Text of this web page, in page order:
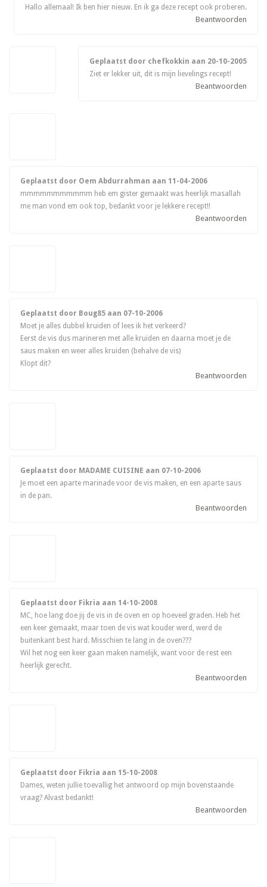
Hallo allemaal! Ik ben hier nieuw. En ik ga deze recept ook proberen.
Beantwoorden
Geplaatst door chefkokkin aan 20-10-2005
Ziet er lekker uit, dit is mijn lievelings recept!
Beantwoorden
Geplaatst door Oem Abdurrahman aan11-04-2006
mmmmmmmmmmm heb em gister gemaakt was heerlijk masallah
me man vond em ook top, bedankt voor je lekkere recept!!
Beantwoorden
Geplaatst door Boug85 aan 07-10-2006
Moet je alles dubbel kruiden of lees ik het verkeerd?
Eerst de vis dus marineren met alle kruiden en daarna moet je de
saus maken en weer alles kruiden (behalve de vis)
Klopt dit?
Beantwoorden
Geplaatst door MADAME CUISINE aan 07-10-2006
Je moet een aparte marinade voor de vis maken, en een aparte saus
in de pan.
Beantwoorden
Geplaatst door Fikria aan14-10-2008
MC, hoe lang doe jij de vis in de oven en op hoeveel graden. Heb het
een keer gemaakt, maar toen de vis wat kouder werd, werd de
buitenkant best hard. Misschien te lang in de oven???
Wil het nog een keer gaan maken namelijk, want voor de rest een
heerlijk gerecht.
Beantwoorden
Geplaatst door Fikria aan15-10-2008
Dames, weten jullie toevallig het antwoord op mijn bovenstaande
vraag? Alvast bedankt!
Beantwoorden